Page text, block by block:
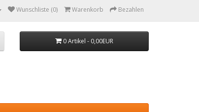
Wunschliste (0) Warenkorb Bezahlen
0 Artikel - 0,00EUR